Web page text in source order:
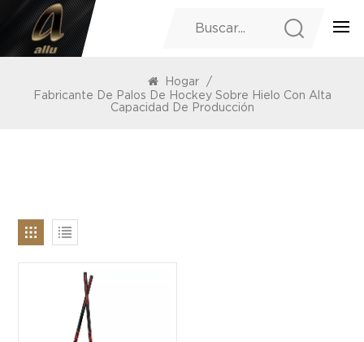
PRODUCTOS
Hogar
/
Fabricante De Palos De Hockey Sobre Hielo Con Alta
Capacidad De Producción